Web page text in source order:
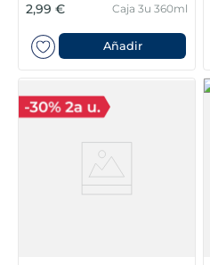
2,99 € Caja 3u 360ml
Añadir